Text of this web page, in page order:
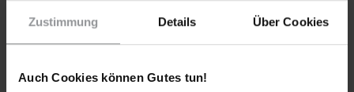
Zustimmung Details Über Cookies
Auch Cookies können Gutes tun!
Gemeinde ausmachen.
Gesetzentwurf über gleichgeschlechtliche Ehen vor, der im